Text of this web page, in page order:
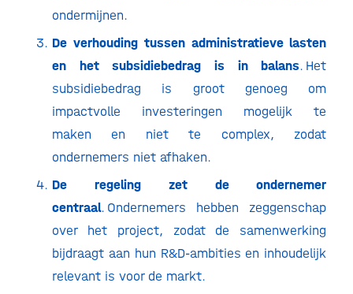
ondermijnen.
De verhouding tussen administratieve lasten
en het subsidiebedrag is in balans. Het
subsidiebedrag is groot genoeg om
impactvolle investeringen mogelijk te
maken en niet te complex, zodat
ondernemers niet afhaken.
De regeling zet de ondernemer
centraal. Ondernemers hebben zeggenschap
over het project, zodat de samenwerking
bijdraagt aan hun R&D-ambities en inhoudelijk
relevant is voor de markt.